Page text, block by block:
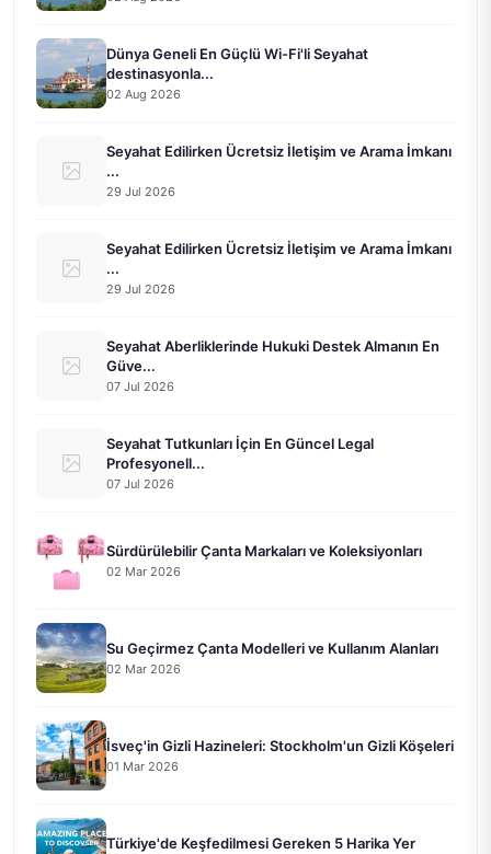
Dünya Geneli En Güçlü Wi-Fi'li Seyahat
destinasyonla...
02 Aug 2026
Seyahat Edilirken Ücretsiz İletişim ve Arama İmkanı
...
29 Jul 2026
Seyahat Edilirken Ücretsiz İletişim ve Arama İmkanı
...
29 Jul 2026
Seyahat Aberliklerinde Hukuki Destek Almanın En
Güve...
07 Jul 2026
Seyahat Tutkunları İçin En Güncel Legal
Profesyonell...
07 Jul 2026
Sürdürülebilir Çanta Markaları ve Koleksiyonları
02 Mar 2026
Su Geçirmez Çanta Modelleri ve Kullanım Alanları
02 Mar 2026
İsveç'in Gizli Hazineleri: Stockholm'un Gizli Köşeleri
01 Mar 2026
Türkiye'de Keşfedilmesi Gereken 5 Harika Yer